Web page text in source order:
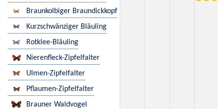
Braunkolbiger Braundickkopf
Kurzschwänziger Bläuling
Rotklee-Bläuling
Nierenfleck-Zipfelfalter
Ulmen-Zipfelfalter
Pflaumen-Zipfelfalter
Brauner Waldvogel